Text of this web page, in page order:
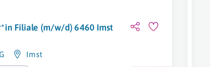
Filiale (m/w/d) 6460 Imst
Imst